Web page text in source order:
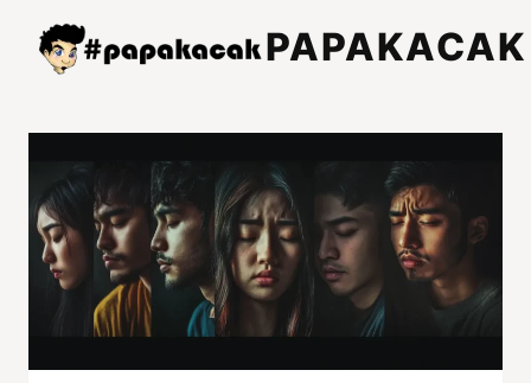
PAPAKACAK